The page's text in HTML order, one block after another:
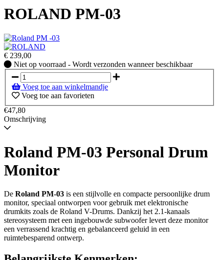
ROLAND PM-03
€ 239,00
Niet
op
voorraad
-
Wordt
verzonden
wanneer
beschikbaar
Niet op voorraad - Wordt verzonden wanneer beschikbaar
Voeg toe aan winkelmandje
Voeg toe aan favorieten
€47,80
Omschrijving
Roland PM-03 Personal Drum
Monitor
De Roland PM-03 is een stijlvolle en compacte persoonlijke drum
monitor, speciaal ontworpen voor gebruik met elektronische
drumkits zoals de Roland V-Drums. Dankzij het 2.1-kanaals
stereosysteem met een ingebouwde subwoofer levert deze monitor
een verrassend krachtig en gebalanceerd geluid in een
ruimtebesparend ontwerp.